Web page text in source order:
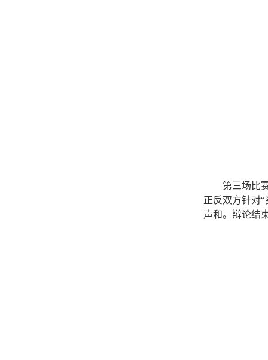
第三场比
正反双方针对
声和。辩论结